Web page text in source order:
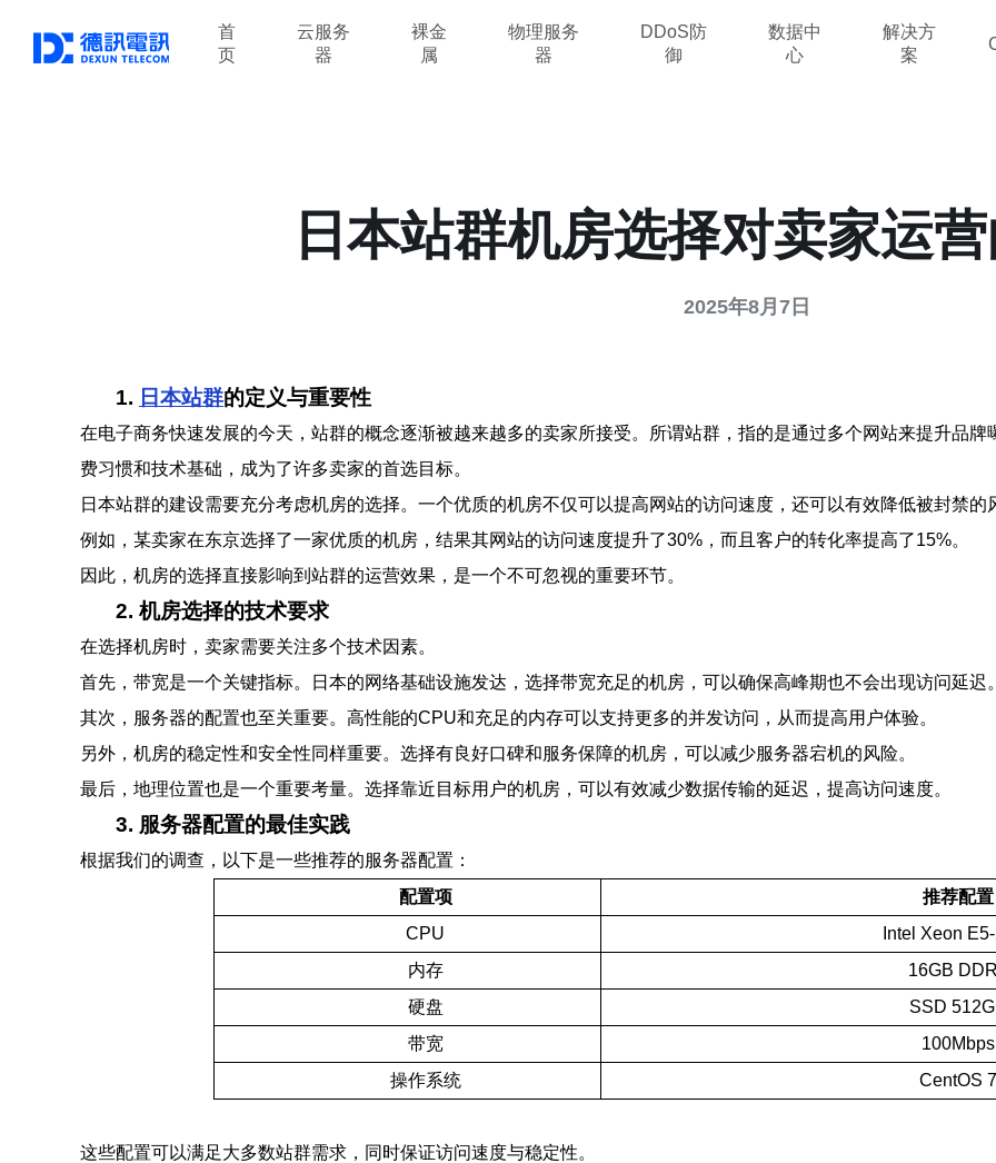
首
页
云服务
器
裸金
属
物理服务
器
DDoS防
御
数据中
心
解决方
案
日本站群机房选择对卖家运
2025年8月7日
1. 日本站群的定义与重要性
在电子商务快速发展的今天，站群的概念逐渐被越来越多的卖家所接受。所谓站群，指的是通过多个网站来提升品
费习惯和技术基础，成为了许多卖家的首选目标。
日本站群的建设需要充分考虑机房的选择。一个优质的机房不仅可以提高网站的访问速度，还可以有效降低被封禁
例如，某卖家在东京选择了一家优质的机房，结果其网站的访问速度提升了30%，而且客户的转化率提高了15%。
因此，机房的选择直接影响到站群的运营效果，是一个不可忽视的重要环节。
2. 机房选择的技术要求
在选择机房时，卖家需要关注多个技术因素。
首先，带宽是一个关键指标。日本的网络基础设施发达，选择带宽充足的机房，可以确保高峰期也不会出现访问延迟
其次，服务器的配置也至关重要。高性能的CPU和充足的内存可以支持更多的并发访问，从而提高用户体验。
另外，机房的稳定性和安全性同样重要。选择有良好口碑和服务保障的机房，可以减少服务器宕机的风险。
最后，地理位置也是一个重要考量。选择靠近目标用户的机房，可以有效减少数据传输的延迟，提高访问速度。
3. 服务器配置的最佳实践
根据我们的调查，以下是一些推荐的服务器配置：
配置项
推荐配置
CPU
Intel Xeon
内存
16GB
硬盘
SSD
带宽
100Mbps
操作系统
CentOS 7
这些配置可以满足大多数站群需求，同时保证访问速度与稳定性。